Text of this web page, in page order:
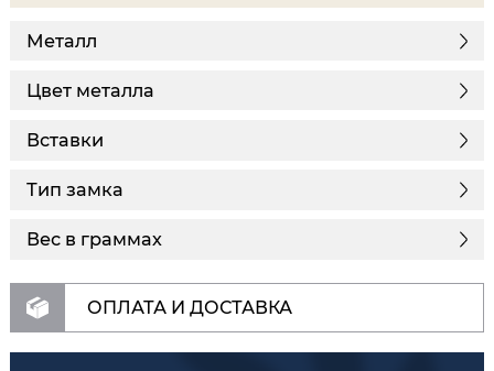
Металл
Цвет металла
Вставки
Тип замка
Вес в граммах
ОПЛАТА И ДОСТАВКА